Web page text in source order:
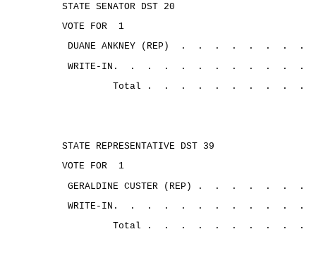
STATE SENATOR DST 20
VOTE FOR
1
DUANE ANKNEY (REP)
. . . . . . .
.
WRITE-IN.
. . . . . . . . . .
.
Total .
. . . . . . . . .
STATE REPRESENTATIVE DST 39
VOTE FOR
1
GERALDINE CUSTER (REP) .
. . . . .
.
WRITE-IN.
. . . . . . . . . .
.
Total .
. . . . . . . . .